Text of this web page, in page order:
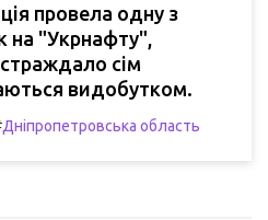
провела одну з
на "Укрнафту",
сім
видобутком.
Дніпропетровська область